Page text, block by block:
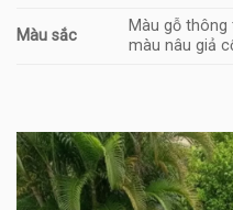
Màu sắc
Màu gỗ
màu nâu giả